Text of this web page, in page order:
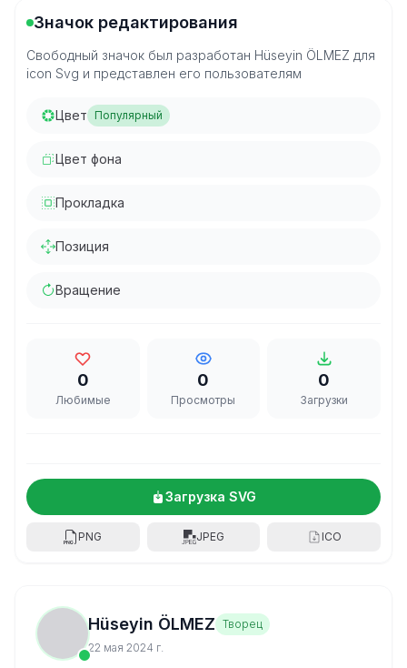
Значок редактирования
Свободный значок был разработан Hüseyin ÖLMEZ для
icon Svg и представлен его пользователям
Цвет Популярный
Цвет фона
Прокладка
Позиция
Вращение
0
Любимые
0
Просмотры
0
Загрузки
Загрузка SVG
PNG JPEG ICO
Hüseyin ÖLMEZ Творец
22 мая 2024 г.